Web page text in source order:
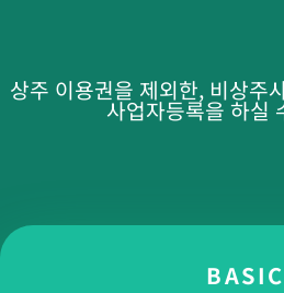
상주 이용권을 제외한, 비상주
사업자등록을 하실
BASIC